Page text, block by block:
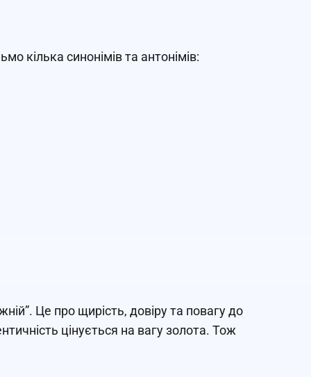
кілька синонімів та антонімів:
Це про щирість, довіру та повагу до
цінується на вагу золота. Тож